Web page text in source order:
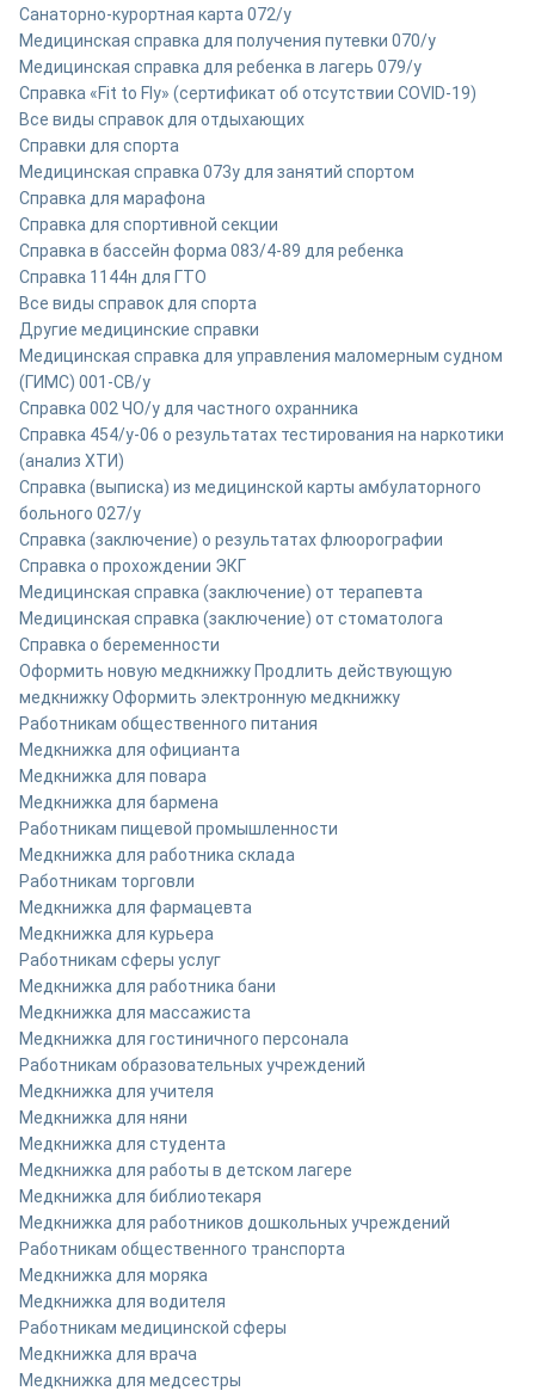
Санаторно-курортная карта 072/у
Медицинская справка для получения путевки 070/у
Медицинская справка для ребенка в лагерь 079/у
Справка «Fit to Fly» (сертификат об отсутствии COVID-19)
Все виды справок для отдыхающих
Справки для спорта
Медицинская справка 073у для занятий спортом
Справка для марафона
Cправка для спортивной секции
Справка в бассейн форма 083/4-89 для ребенка
Справка 1144н для ГТО
Все виды справок для спорта
Другие медицинские справки
Медицинская справка для управления маломерным судном
(ГИМС) 001-СВ/у
Справка 002 ЧО/у для частного охранника
Справка 454/у-06 о результатах тестирования на наркотики
(анализ ХТИ)
Справка (выписка) из медицинской карты амбулаторного
больного 027/у
Cправка (заключение) о результатах флюорографии
Справка о прохождении ЭКГ
Медицинская справка (заключение) от терапевта
Медицинская справка (заключение) от стоматолога
Справка о беременности
Оформить новую медкнижку Продлить действующую
медкнижкуОформить электронную медкнижку
Работникам общественного питания
Медкнижка для официанта
Медкнижка для повара
Медкнижка для бармена
Работникам пищевой промышленности
Медкнижка для работника склада
Работникам торговли
Медкнижка для фармацевта
Медкнижка для курьера
Работникам сферы услуг
Медкнижка для работника бани
Медкнижка для массажиста
Медкнижка для гостиничного персонала
Работникам образовательных учреждений
Медкнижка для учителя
Медкнижка для няни
Медкнижка для студента
Медкнижка для работы в детском лагере
Медкнижка для библиотекаря
Медкнижка для работников дошкольных учреждений
Работникам общественного транспорта
Медкнижка для моряка
Медкнижка для водителя
Работникам медицинской сферы
Медкнижка для врача
Медкнижка для медсестры